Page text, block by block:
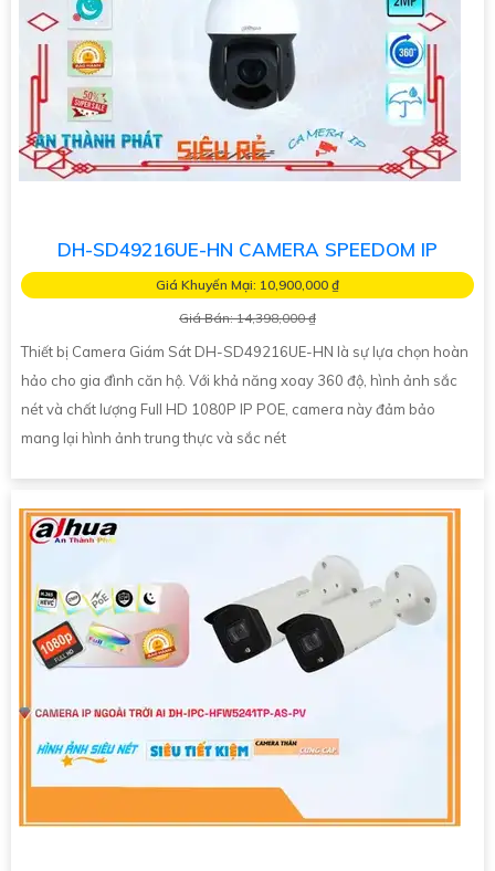
DH-SD49216UE-HN CAMERA SPEEDOM IP
Giá Khuyến Mại: 10,900,000 ₫
Giá Bán: 14,398,000 ₫
Thiết bị Camera Giám Sát DH-SD49216UE-HN là sự lựa chọn hoàn
hảo cho gia đình căn hộ. Với khả năng xoay 360 độ, hình ảnh sắc
nét và chất lượng Full HD 1080P IP POE, camera này đảm bảo
mang lại hình ảnh trung thực và sắc nét